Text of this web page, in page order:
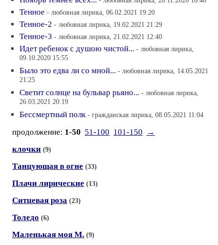
Тенное - любовная лирика, 06.02.2021 19:20
Тенное-2 - любовная лирика, 19.02.2021 21:29
Тенное-3 - любовная лирика, 21.02.2021 12:40
Идет ребенок с душою чистой... - любовная лирика,
09.10.2020 15:55
Было это едва ли со мной... - любовная лирика, 14.05.2021
21:25
Светит солнце на бульвар рьяно... - любовная лирика,
26.03.2021 20:19
Бессмертный полк - гражданская лирика, 08.05.2021 11:04
продолжение: 1-50 51-100 101-150
→
клочки (9)
Танцующая в огне (33)
Плачи лирические (13)
Ситцевая роза (23)
Толедо (6)
Маленькая моя М. (9)